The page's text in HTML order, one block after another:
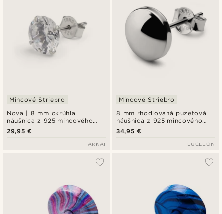
Nova | 8 mm okrúhla
náušnica z 925 mincového
striebra so zirkónmi 7A
Premium
Mincové Striebro
29,95 €
ARKAI
8 mm rhodiovaná puzetová
náušnica z 925 mincového
striebra
Mincové Striebro
34,95 €
LUCLEON